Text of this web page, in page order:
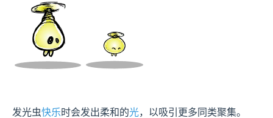
发光虫快乐时会发出柔和的光，以吸引更多同类聚集。